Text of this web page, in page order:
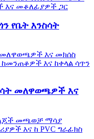
የቤት እንስሳት
መለዋወጫዎች እና